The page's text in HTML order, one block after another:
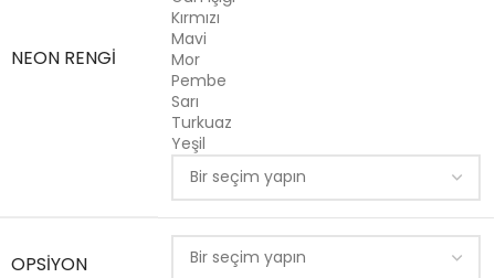
NEON RENGI
Kırmızı
Mavi
Mor
Pembe
Sarı
Turkuaz
Yeşil
OPSIYON